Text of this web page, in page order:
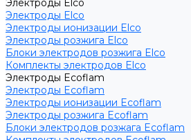
Электроды Elco
Электроды Elco
Электроды ионизации Elco
Электроды розжига Elco
Блоки электродов розжига Elco
Комплекты электродов Elco
Электроды Ecoflam
Электроды Ecoflam
Электроды ионизации Ecoflam
Электроды розжига Ecoflam
Блоки электродов розжага Ecoflam